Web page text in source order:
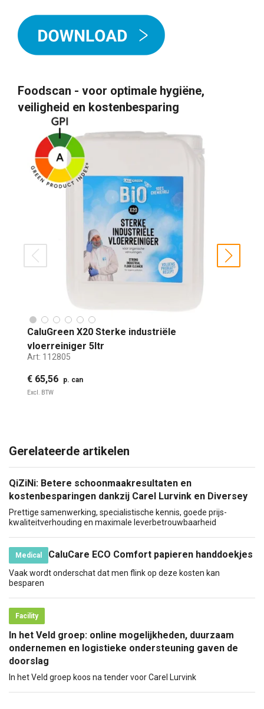
Foodscan - voor optimale hygiëne,
veiligheid en kostenbesparing
CaluGreen X20 Sterke industriële
vloerreiniger 5ltr
Art: 112805
€ 65,56 p. can
Excl. BTW
prev next
Gerelateerde artikelen
QiZiNi: Betere schoonmaakresultaten en
kostenbesparingen dankzij Carel Lurvink en Diversey
Prettige samenwerking, specialistische kennis, goede prijs-
kwaliteitverhouding en maximale leverbetrouwbaarheid
Medical CaluCare ECO Comfort papieren handdoekjes
Vaak wordt onderschat dat men flink op deze kosten kan
besparen
Facility
In het Veld groep: online mogelijkheden, duurzaam
ondernemen en logistieke ondersteuning gaven de
doorslag
In het Veld groep koos na tender voor Carel Lurvink